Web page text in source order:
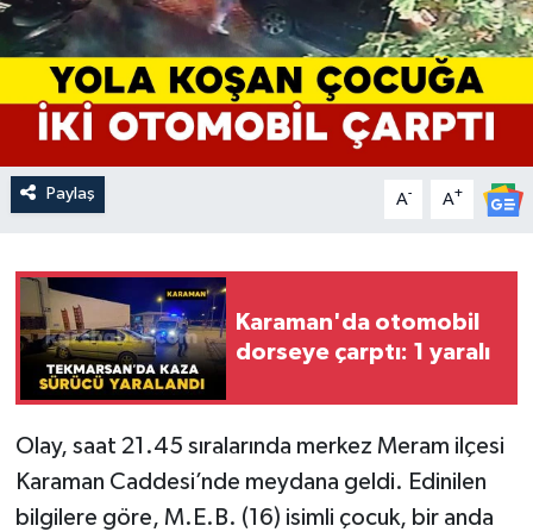
Paylaş A- A+
Karaman'da otomobil
dorseye çarptı: 1 yaralı
Olay, saat 21.45 sıralarında merkez Meram ilçesi
Karaman Caddesi’nde meydana geldi. Edinilen
bilgilere göre, M.E.B. (16) isimli çocuk, bir anda